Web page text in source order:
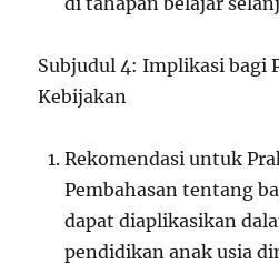
Subjudul 4: Implikasi bagi
Kebijakan
Rekomendasi untuk
Pembahasan tentang
dapat diaplikasikan
pendidikan anak usia